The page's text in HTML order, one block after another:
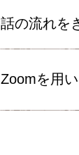
話の流れを
Zoomを用